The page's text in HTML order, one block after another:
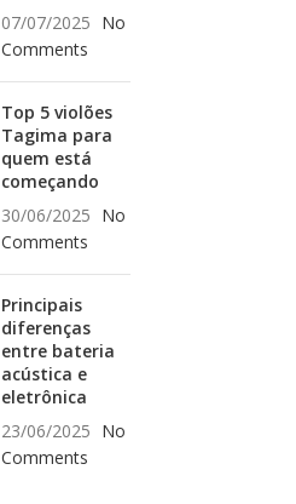
07/07/2025 No
Comments
Top 5 violões
Tagima para
quem está
começando
30/06/2025 No
Comments
Principais
diferenças
entre bateria
acústica e
eletrônica
23/06/2025 No
Comments